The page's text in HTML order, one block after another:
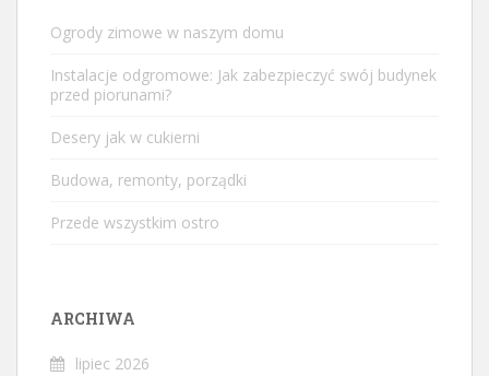
Ogrody zimowe w naszym domu
Instalacje odgromowe: Jak zabezpieczyć swój budynek
przed piorunami?
Desery jak w cukierni
Budowa, remonty, porządki
Przede wszystkim ostro
ARCHIWA
lipiec 2026